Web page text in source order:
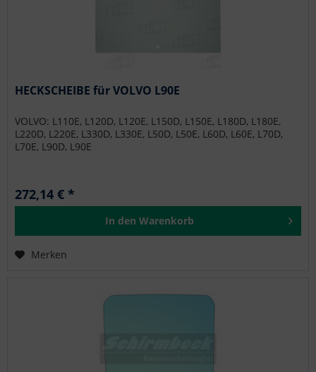
HECKSCHEIBE für VOLVO L90E
VOLVO: L110E, L120D, L120E, L150D, L150E, L180D, L180E,
L220D, L220E, L330D, L330E, L50D, L50E, L60D, L60E, L70D,
L70E, L90D, L90E
272,14 € *
In den Warenkorb
Merken